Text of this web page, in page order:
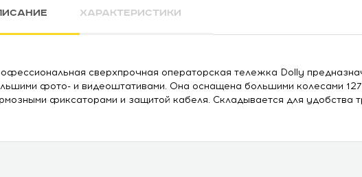
ХАРАКТЕРИСТИКИ
сверхпрочная операторская тележка Dolly
фото- и видеоштативами. Она оснащена большими колесами
фиксаторами и защитой кабеля. Складывается для удобства